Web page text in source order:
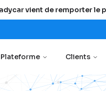
vient de remporter le
Plateforme Clients